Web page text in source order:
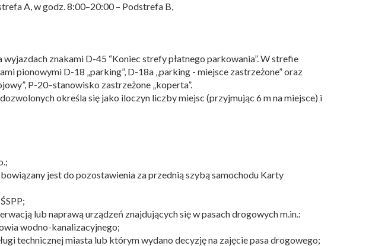
A, w godz. 8:00–20:00 – Podstrefa B,
wyjazdach znakami D-45 “Koniec strefy płatnego parkowania”. W strefie
pionowymi D-18 „parking”, D-18a „parking - miejsce zastrzeżone” oraz
P-20–stanowisko zastrzeżone „koperta”.
określa się jako iloczyn liczby miejsc (przyjmując 6 m na miejsce) i
jest do pozostawienia za przednią szybą samochodu Karty
lub naprawą urządzeń znajdujących się w pasach drogowych m.in.:
wodno-kanalizacyjnego;
technicznej miasta lub którym wydano decyzję na zajęcie pasa drogowego;